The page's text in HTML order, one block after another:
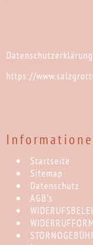
Datenschutzerklärung
https://
Startseite
Sitemap
Datenschutz
AGB's